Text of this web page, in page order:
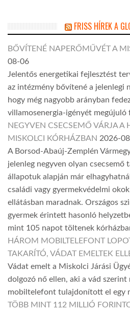
FRISS HÍREK A
BŐVÍTENÉ NAPERŐMŰVÉT A
08-06
Jelentős energetikai fejlesztést
az intézmény bővítené a jelenlegi
hogy még nagyobb arányban
villamosenergia-igényét megújuló
NEGYVEN CSECSEMŐ VÁRJA A
MISKOLCI KÓRHÁZBAN 2026-
A Borsod-Abaúj-Zemplén
jelenleg negyven olyan csecsemő
állapotuk alapján már
családi vagy gyermekvédelmi
ellátásban maradnak. Országos
gyermek érintett hasonló
mint 105 napot töltenek
HÁROM MOBILTELEFONT
TAKARÍTÓ, VÁDAT EMELTEK
Vádat emelt a Miskolci Járási
dolgozó nő ellen, aki a vád szerint
mobiltelefont tulajdonított el egy
TÖBB MINT 112 MILLIÓ